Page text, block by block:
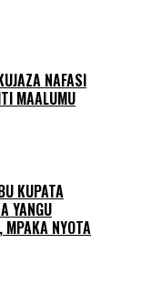
NAFASI
MAALUMU
KUPATA
YANGU
MPAKA NYOTA